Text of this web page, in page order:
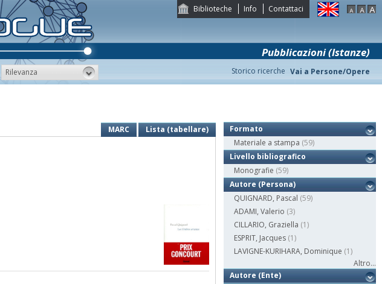
Biblioteche Info Contattaci
Storico ricerche
Pubblicazioni (Istanze)
Rilevanza Vai a Persone/Opere
MARC
Lista (tabellare)
Formato
Materiale a stampa (59)
Livello bibliografico
Monografie (59)
Autore (Persona)
QUIGNARD, Pascal (59)
ADAMI, Valerio (3)
CILLARIO, Graziella (1)
ESPRIT, Jacques (1)
LAVIGNE-KURIHARA, Dominique (1)
Altro...
Autore (Ente)